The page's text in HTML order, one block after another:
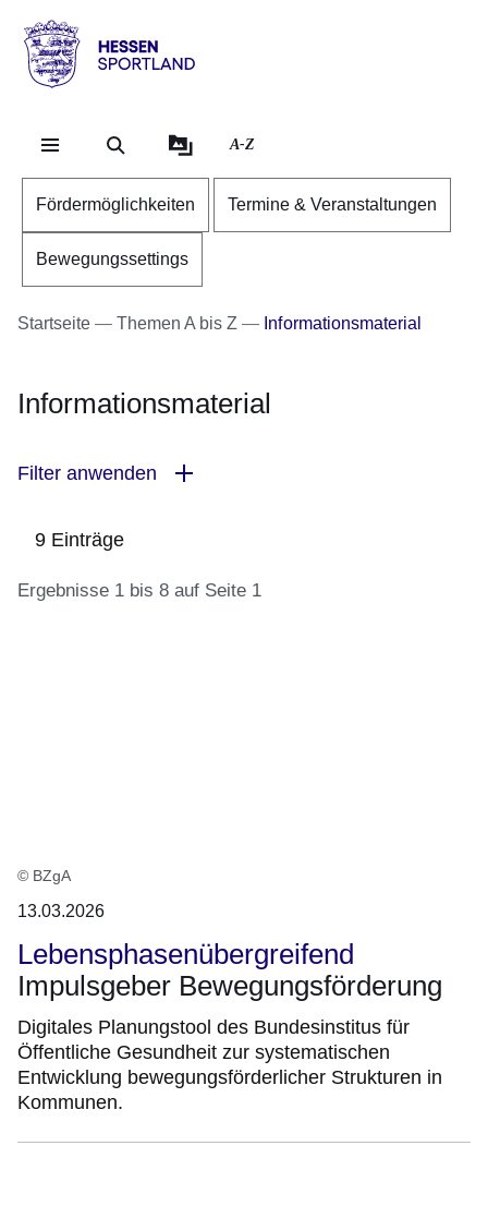
Hessen
Sportland
A-Z
Fördermöglichkeiten Termine & Veranstaltungen
Bewegungssettings
Startseite Themen A bis Z Informationsmaterial
Informationsmaterial
Filter anwenden
9 Einträge
Ergebnisse 1 bis 8 auf Seite 1
© BZgA
13.03.2026
Lebensphasenübergreifend
Impulsgeber Bewegungsförderung
Digitales Planungstool des Bundesinstitus für
Öffentliche Gesundheit zur systematischen
Entwicklung bewegungsförderlicher Strukturen in
Kommunen.